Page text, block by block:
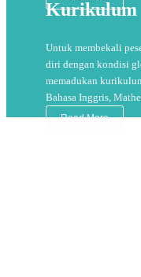
Kurikulum
Untuk membekali
diri dengan kondisi
memadukan
Bahasa Inggris,
Read More